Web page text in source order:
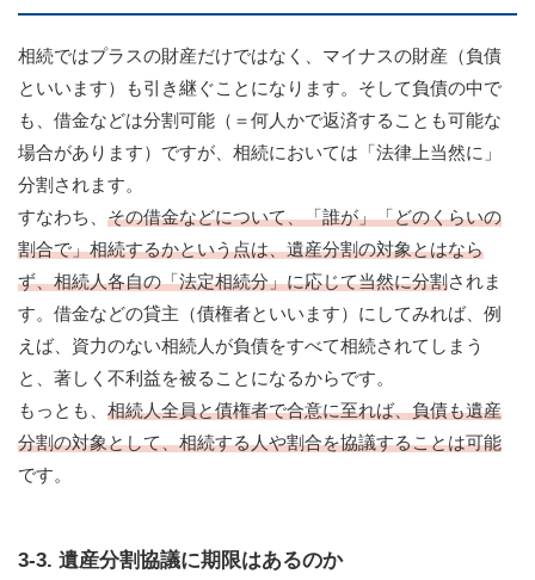
相続ではプラスの財産だけではなく、マイナスの財産（負債
といいます）も引き継ぐことになります。そして負債の中で
も、借金などは分割可能（＝何人かで返済することも可能な
場合があります）ですが、相続においては「法律上当然に」
分割されます。
すなわち、 その借金などについて、「誰が」「どのくらいの
割合で」相続するかという点は、遺産分割の対象とはなら
ず、相続人各自の「法定相続分」に応じて当然に分割されま
す。借金などの貸主（債権者といいます）にしてみれば、例
えば、資力のない相続人が負債をすべて相続されてしまう
と、著しく不利益を被ることになるからです。
もっとも、 相続人全員と債権者で合意に至れば、負債も遺産
分割の対象として、相続する人や割合を協議することは可能
です。
3-3. 遺産分割協議に期限はあるのか